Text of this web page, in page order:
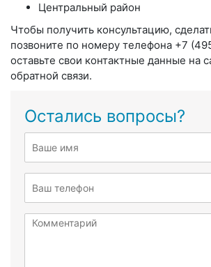
Центральный район
Чтобы получить консультацию,
позвоните по номеру телефона +7
оставьте свои контактные данные на
обратной связи.
Остались вопросы?